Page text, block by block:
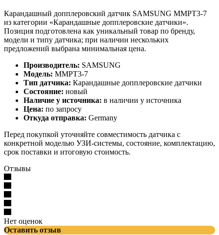
Карандашный допплеровский датчик SAMSUNG MMPT3-7
из категории «Карандашные допплеровские датчики».
Позиция подготовлена как уникальный товар по бренду,
модели и типу датчика; при наличии нескольких
предложений выбрана минимальная цена.
Производитель: SAMSUNG
Модель: MMPT3-7
Тип датчика: Карандашные допплеровские датчики
Состояние: новый
Наличие у источника: в наличии у источника
Цена: по запросу
Откуда отправка: Germany
Перед покупкой уточняйте совместимость датчика с
конкретной моделью УЗИ-системы, состояние, комплектацию,
срок поставки и итоговую стоимость.
Отзывы
Нет оценок
Оставить отзыв